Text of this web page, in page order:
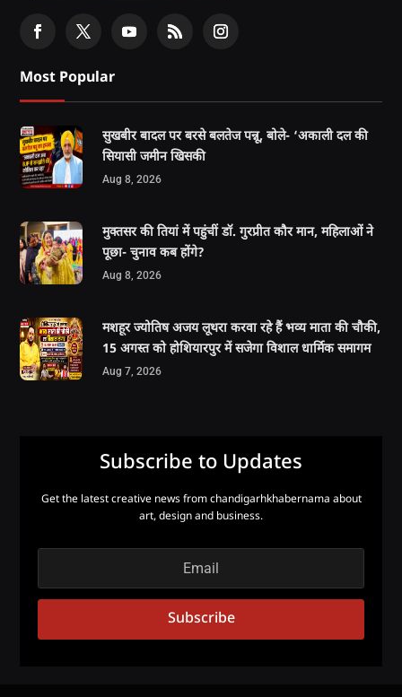
Most Popular
सुखबीर बादल पर बरसे बलतेज पन्नू, बोले- ‘अकाली दल की
सियासी जमीन खिसकी
Aug 8, 2026
मुक्तसर की तियां में पहुंचीं डॉ. गुरप्रीत कौर मान, महिलाओं ने
पूछा- चुनाव कब होंगे?
Aug 8, 2026
मशहूर ज्योतिष अजय लूथरा करवा रहे हैं भव्य माता की चौकी,
15 अगस्त को होशियारपुर में सजेगा विशाल धार्मिक समागम
Aug 7, 2026
Subscribe to Updates
Get the latest creative news from chandigarhkhabernama about
art, design and business.
Subscribe